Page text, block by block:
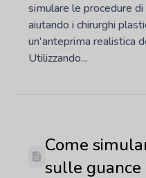
simulare le procedure
aiutando i chirurghi
un'anteprima realistica
Utilizzando...
Come
sulle guance